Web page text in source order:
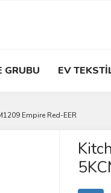
GRUBU EV
Empire Red-EER